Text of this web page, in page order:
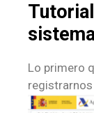
Lo primero
registrarnos